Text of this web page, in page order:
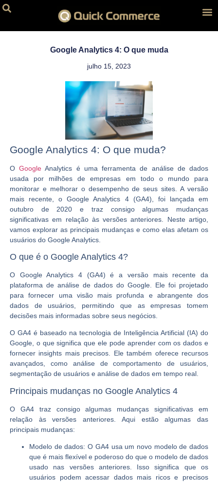
Google Analytics 4: O que muda
julho 15, 2023
Google Analytics 4: O que muda?
OGoogle Analytics é uma ferramenta de análise de dados
usada por milhões de empresas em todo o mundo para
monitorar e melhorar o desempenho de seus sites. A versão
mais recente, o Google Analytics 4 (GA4), foi lançada em
outubro de 2020 e traz consigo algumas mudanças
significativas em relação às versões anteriores. Neste artigo,
vamos explorar as principais mudanças e como elas afetam os
usuários do Google Analytics.
O que é o Google Analytics 4?
O Google Analytics 4 (GA4) é a versão mais recente da
plataforma de análise de dados do Google. Ele foi projetado
para fornecer uma visão mais profunda e abrangente dos
dados de usuários, permitindo que as empresas tomem
decisões mais informadas sobre seus negócios.
O GA4 é baseado na tecnologia de Inteligência Artificial (IA) do
Google, o que significa que ele pode aprender com os dados e
fornecer insights mais precisos. Ele também oferece recursos
avançados, como análise de comportamento de usuários,
segmentação de usuários e análise de dados em tempo real.
Principais mudanças no Google Analytics 4
O GA4 traz consigo algumas mudanças significativas em
relação às versões anteriores. Aqui estão algumas das
principais mudanças:
Modelo de dados: O GA4 usa um novo modelo de dados
que é mais flexível e poderoso do que o modelo de dados
usado nas versões anteriores. Isso significa que os
usuários podem acessar dados mais ricos e precisos